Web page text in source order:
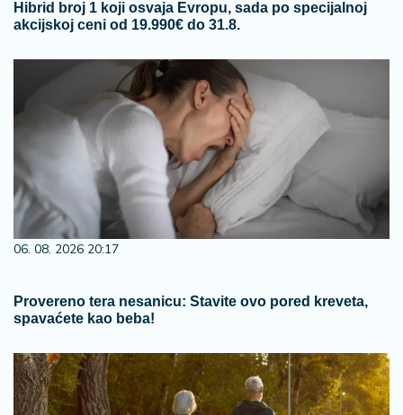
Hibrid broj 1 koji osvaja Evropu, sada po specijalnoj
akcijskoj ceni od 19.990€ do 31.8.
06. 08. 2026 20:17
Provereno tera nesanicu: Stavite ovo pored kreveta,
spavaćete kao beba!